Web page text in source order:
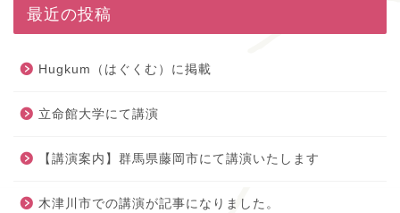
最近の投稿
Hugkum（はぐくむ）に掲載
立命館大学にて講演
【講演案内】群馬県藤岡市にて講演いたします
木津川市での講演が記事になりました。